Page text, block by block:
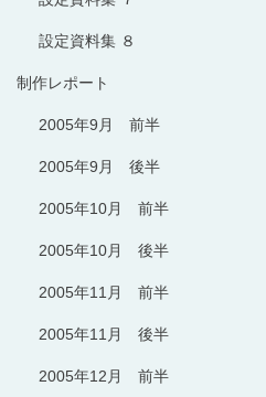
設定資料集 ８
制作レポート
2005年9月 前半
2005年9月 後半
2005年10月 前半
2005年10月 後半
2005年11月 前半
2005年11月 後半
2005年12月 前半